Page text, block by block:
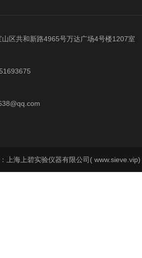
山区共和新路4965号万达广场4号楼1207室
上海上碧实验仪器有限公司(